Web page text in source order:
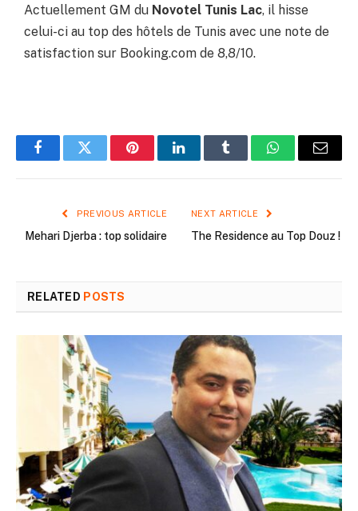
Actuellement GM du Novotel Tunis Lac, il hisse
celui-ci au top des hôtels de Tunis avec une note de
satisfaction sur Booking.com de 8,8/10.
FacebookTwitter PinterestLinkedInTumblr WhatsAppEmail
PREVIOUS ARTICLE
Mehari Djerba : top solidaire
NEXT ARTICLE
The Residence au Top Douz !
RELATED POSTS